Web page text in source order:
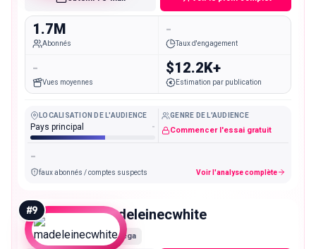
1.7M
Abonnés
-
Taux d'engagement
-
Vues moyennes
$12.2K+
Estimation par publication
LOCALISATION DE L'AUDIENCE
Pays principal -
GENRE DE L'AUDIENCE
Commencer l'essai gratuit
-
faux abonnés / comptes suspects Voir l'analyse complète
#9 madeleinecwhite
Mega